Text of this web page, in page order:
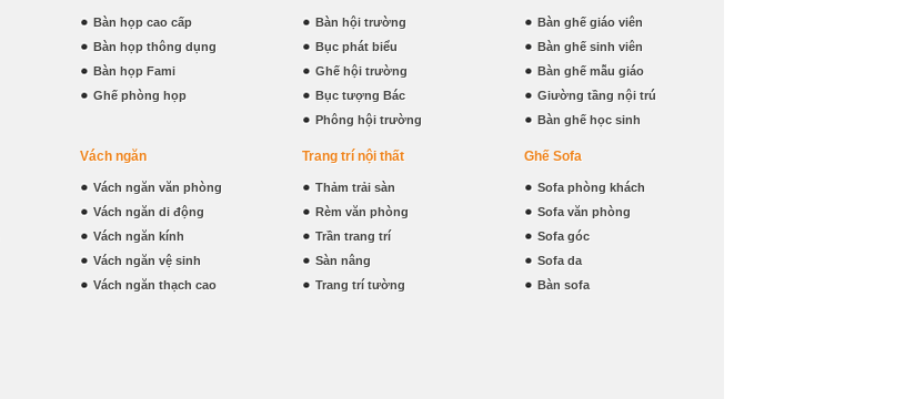
Bàn họp cao cấp
Bàn họp thông dụng
Bàn họp Fami
Ghế phòng họp
Bàn hội trường
Bục phát biểu
Ghế hội trường
Bục tượng Bác
Phông hội trường
Bàn ghế giáo viên
Bàn ghế sinh viên
Bàn ghế mẫu giáo
Giường tầng nội trú
Bàn ghế học sinh
Vách ngăn
Vách ngăn văn phòng
Vách ngăn di động
Vách ngăn kính
Vách ngăn vệ sinh
Vách ngăn thạch cao
Trang trí nội thất
Thảm trải sàn
Rèm văn phòng
Trần trang trí
Sàn nâng
Trang trí tường
Ghế Sofa
Sofa phòng khách
Sofa văn phòng
Sofa góc
Sofa da
Bàn sofa